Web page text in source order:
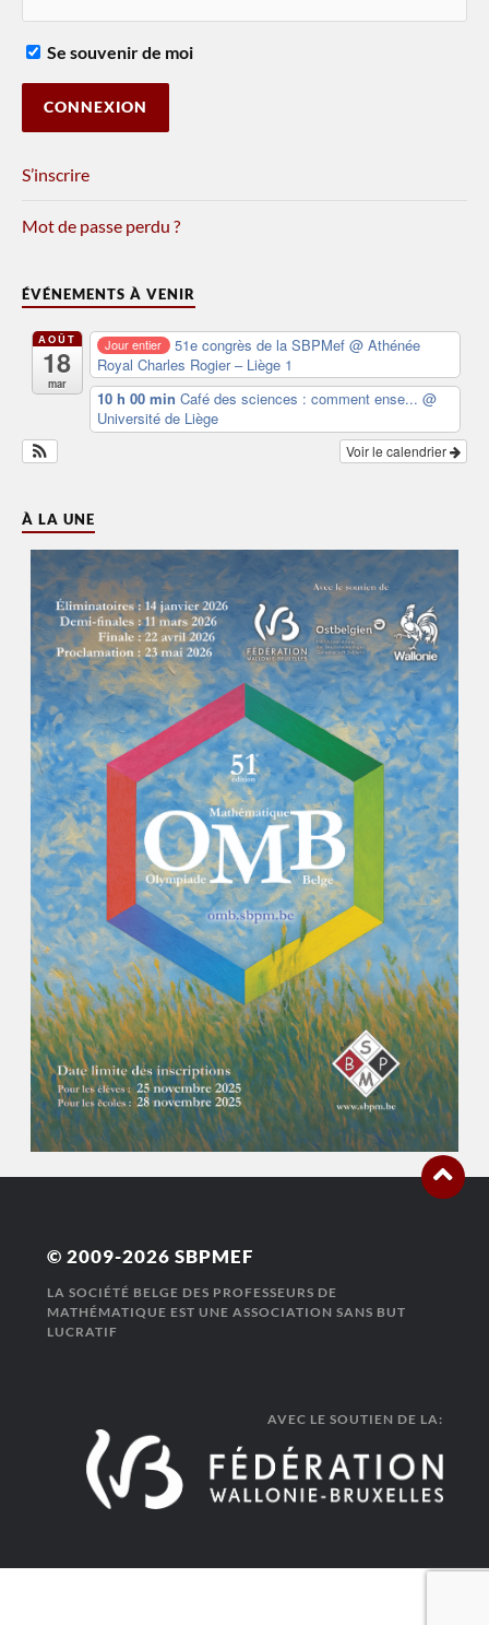
Se souvenir de moi
S’inscrire
Mot de passe perdu ?
ÉVÉNEMENTS À VENIR
AOÛT
18
mar
Jour entier 51e congrès de la SBPMef@ Athénée
Royal Charles Rogier – Liège 1
10 h 00 min Café des sciences : comment ense... @
Université de Liège
Voir le calendrier
À LA UNE
© 2009-2026 SBPMEF
LA SOCIÉTÉ BELGE DES PROFESSEURS DE
MATHÉMATIQUE EST UNE ASSOCIATION SANS BUT
LUCRATIF
AVEC LE SOUTIEN DE LA: